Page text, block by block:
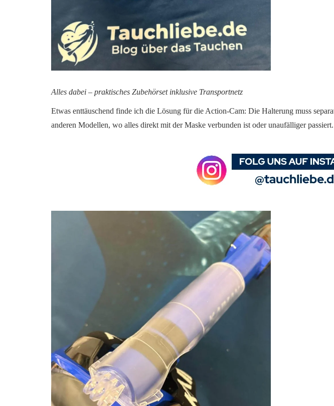
Alles dabei – praktisches Zubehörset inklusive Transportnetz
Etwas enttäuschend finde ich die Lösung für die Action-Cam: Die Halterung muss
anderen Modellen, wo alles direkt mit der Maske verbunden ist oder unaufälliger